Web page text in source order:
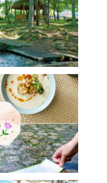
その他施設 ごはん